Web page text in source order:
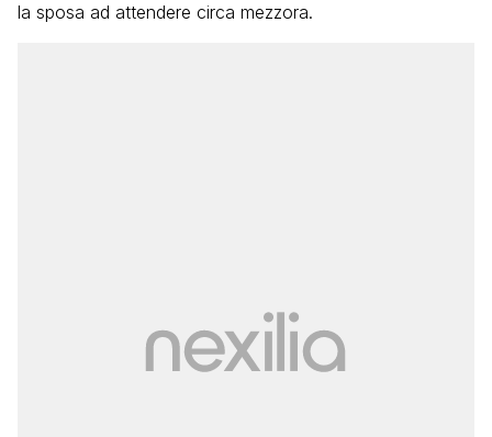
la sposa ad attendere circa mezzora.